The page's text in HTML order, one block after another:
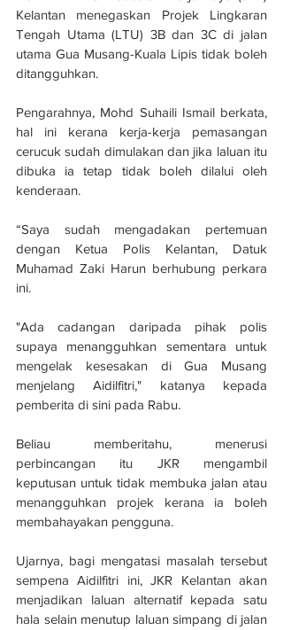
Kelantan menegaskan Projek Lingkaran
Tengah Utama (LTU) 3B dan 3C di jalan
utama Gua Musang-Kuala Lipis tidak boleh
ditangguhkan.
Pengarahnya, Mohd Suhaili Ismail berkata,
hal ini kerana kerja-kerja pemasangan
cerucuk sudah dimulakan dan jika laluan itu
dibuka ia tetap tidak boleh dilalui oleh
kenderaan.
“Saya sudah mengadakan pertemuan
dengan Ketua Polis Kelantan, Datuk
Muhamad Zaki Harun berhubung perkara
ini.
"Ada cadangan daripada pihak polis
supaya menangguhkan sementara untuk
mengelak kesesakan di Gua Musang
menjelang Aidilfitri," katanya kepada
pemberita di sini pada Rabu.
Beliau memberitahu, menerusi
perbincangan itu JKR mengambil
keputusan untuk tidak membuka jalan atau
menangguhkan projek kerana ia boleh
membahayakan pengguna.
Ujarnya, bagi mengatasi masalah tersebut
sempena Aidilfitri ini, JKR Kelantan akan
menjadikan laluan alternatif kepada satu
hala selain menutup laluan simpang di jalan